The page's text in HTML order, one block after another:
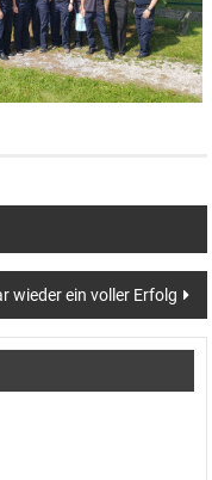
wieder ein voller Erfolg